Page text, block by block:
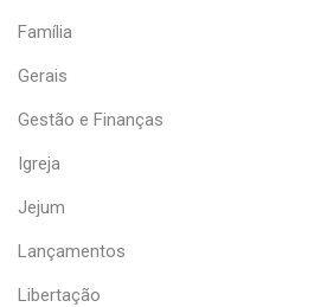
Família
Gerais
Gestão e Finanças
Igreja
Jejum
Lançamentos
Libertação